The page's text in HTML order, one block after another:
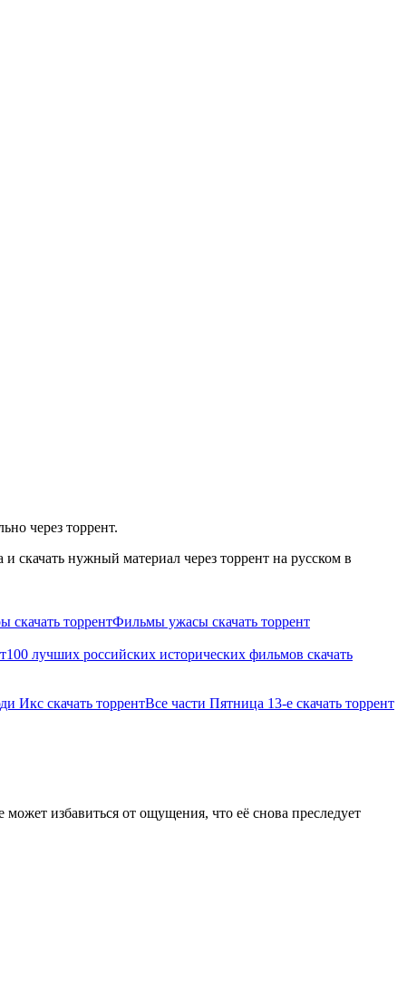
через торрент.
нужный материал через торрент на русском в
скачать торрентФильмы ужасы скачать торрент
100 лучших российских исторических фильмов скачать
Икс скачать торрентВсе части Пятница 13-е скачать торрент
избавиться от ощущения, что её снова преследует